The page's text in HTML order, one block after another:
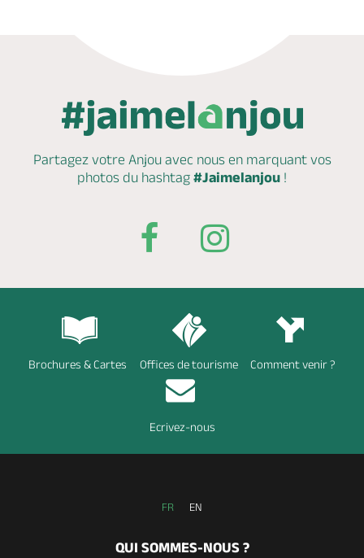
Partagez votre Anjou avec nous en marquantvos
photos du hashtag #Jaimelanjou !
Brochures & Cartes Offices de tourisme Comment venir ?
Ecrivez-nous
FR EN
QUI SOMMES-NOUS ?